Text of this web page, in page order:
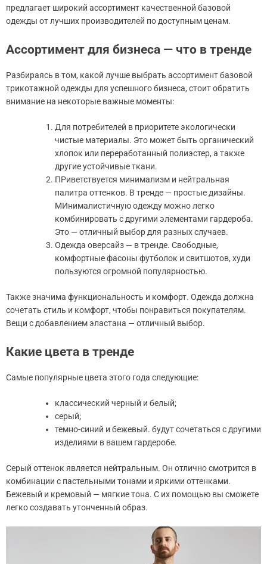
предлагает широкий ассортимент качественной базовой
одежды от лучших производителей по доступным ценам.
Ассортимент для бизнеса — что в тренде
Разбираясь в том, какой лучше выбрать ассортимент базовой
трикотажной одежды для успешного бизнеса, стоит обратить
внимание на некоторые важные моменты:
Для потребителей в приоритете экологически
чистые материалы. Это может быть органический
хлопок или переработанный полиэстер, а также
другие устойчивые ткани.
ПРиветствуется минимализм и нейтральная
палитра оттенков. В тренде — простые дизайны.
МИнималистичную одежду можно легко
комбинировать с другими элементами гардероба.
Это — отличный выбор для разных случаев.
Одежда оверсайз — в тренде. Свободные,
комфортные фасоны футболок и свитшотов, худи
пользуются огромной популярностью.
Также значима функциональность и комфорт. Одежда должна
сочетать стиль и комфорт, чтобы понравиться покупателям.
Вещи с добавлением эластана — отличный выбор.
Какие цвета в тренде
Самые популярные цвета этого года следующие:
классический черный и белый;
серый;
темно-синий и бежевый. будут сочетаться с другими
изделиями в вашем гардеробе.
Серый оттенок является нейтральным. Он отлично смотрится в
комбинации с пастельными тонами и яркими оттенками.
Бежевый и кремовый — мягкие тона. С их помощью вы сможете
легко создавать утонченный образ.